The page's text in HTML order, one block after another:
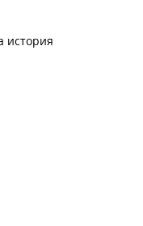
история